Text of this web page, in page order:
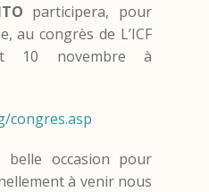
participera, pour
au congrès de L’ICF
10 novembre à
congres.asp
occasion pour
à venir nous